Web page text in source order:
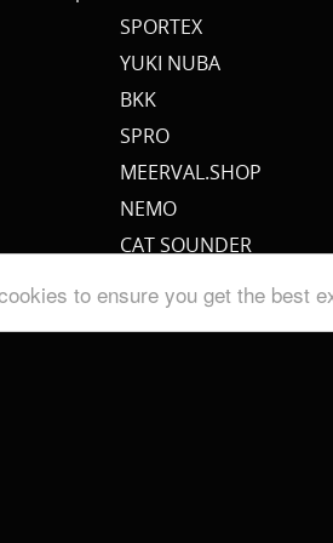
to ensure you get the best
SPORTEX
YUKI NUBA
BKK
SPRO
MEERVAL.SHOP
NEMO
CAT SOUNDER